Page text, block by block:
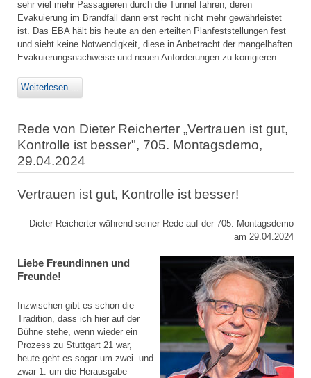
sehr viel mehr Passagieren durch die Tunnel fahren, deren
Evakuierung im Brandfall dann erst recht nicht mehr gewährleistet
ist. Das EBA hält bis heute an den erteilten Planfeststellungen fest
und sieht keine Notwendigkeit, diese in Anbetracht der mangelhaften
Evakuierungsnachweise und neuen Anforderungen zu korrigieren.
Weiterlesen ...
Rede von Dieter Reicherter „Vertrauen ist gut,
Kontrolle ist besser", 705. Montagsdemo,
29.04.2024
Vertrauen ist gut, Kontrolle ist besser!
Dieter Reicherter während seiner Rede auf der 705. Montagsdemo
am 29.04.2024
Liebe Freundinnen und
Freunde!
Inzwischen gibt es schon die
Tradition, dass ich hier auf der
Bühne stehe, wenn wieder ein
Prozess zu Stuttgart 21 war,
heute geht es sogar um zwei. und
zwar 1. um die Herausgabe